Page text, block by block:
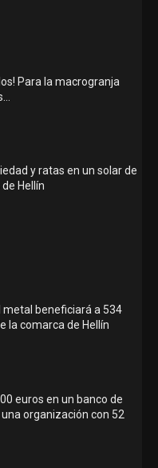
Para la macrogranja
y ratas en un solar de
Hellín
metal beneficiará a 534
la comarca de Hellín
euros en un banco de
organización con 52